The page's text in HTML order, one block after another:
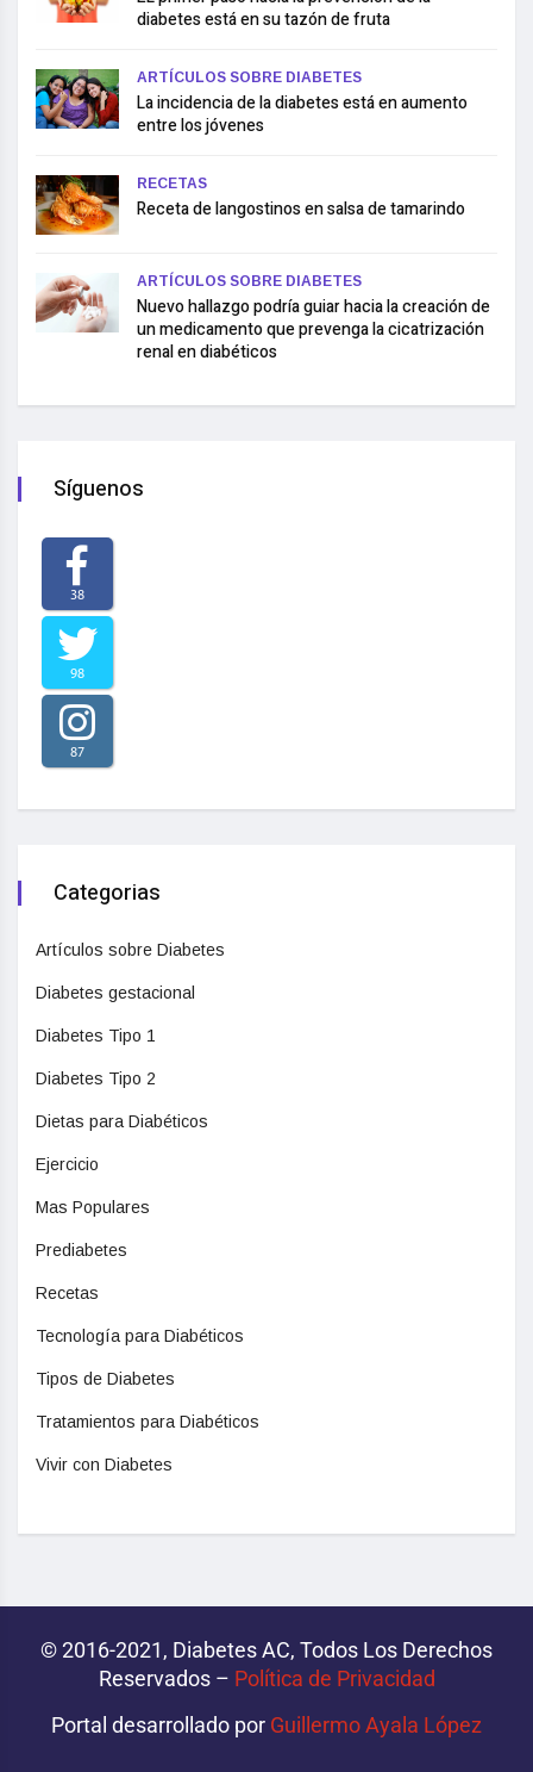
diabetes está en su tazón de fruta
ARTÍCULOS SOBRE DIABETES
La incidencia de la diabetes está en aumento
entre los jóvenes
RECETAS
Receta de langostinos en salsa de tamarindo
ARTÍCULOS SOBRE DIABETES
Nuevo hallazgo podría guiar hacia la creación de
un medicamento que prevenga la cicatrización
renal en diabéticos
Síguenos
38
98
87
Categorias
Artículos sobre Diabetes
Diabetes gestacional
Diabetes Tipo 1
Diabetes Tipo 2
Dietas para Diabéticos
Ejercicio
Mas Populares
Prediabetes
Recetas
Tecnología para Diabéticos
Tipos de Diabetes
Tratamientos para Diabéticos
Vivir con Diabetes
© 2016-2021, Diabetes AC, Todos Los Derechos
Reservados – Política de Privacidad‌­
Portal desarrollado por Guillermo Ayala López